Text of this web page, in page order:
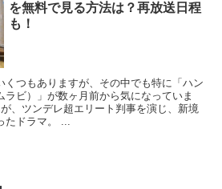
を無料で見る方法は？再放送日程
も！
くつもありますが、その中でも特に「ハン
ラビ）」が数ヶ月前から気になっていま
、ツンデレ超エリート判事を演じ、新境
たドラマ。 ...